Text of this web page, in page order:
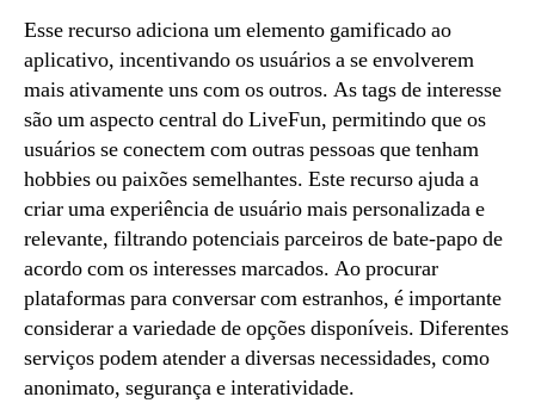
Esse recurso adiciona um elemento gamificado ao
aplicativo, incentivando os usuários a se envolverem
mais ativamente uns com os outros. As tags de interesse
são um aspecto central do LiveFun, permitindo que os
usuários se conectem com outras pessoas que tenham
hobbies ou paixões semelhantes. Este recurso ajuda a
criar uma experiência de usuário mais personalizada e
relevante, filtrando potenciais parceiros de bate-papo de
acordo com os interesses marcados. Ao procurar
plataformas para conversar com estranhos, é importante
considerar a variedade de opções disponíveis. Diferentes
serviços podem atender a diversas necessidades, como
anonimato, segurança e interatividade.